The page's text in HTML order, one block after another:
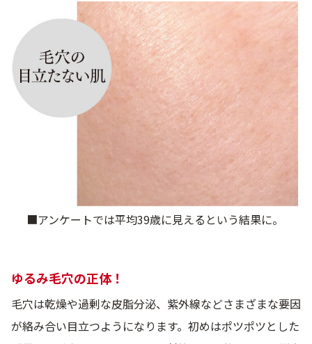
定期便
定期便
ショッピングガイド
■アンケートでは平均39歳に見えるという結果に。
ゆるみ毛穴の正体！
毛穴は乾燥や過剰な皮脂分泌、紫外線などさまざまな要因
が絡み合い目立つようになります。初めはポツポツとした